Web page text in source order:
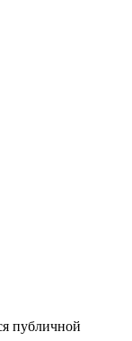
публичной